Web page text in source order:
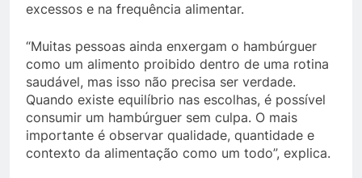
excessos e na frequência alimentar.
“Muitas pessoas ainda enxergam o hambúrguer
como um alimento proibido dentro de uma rotina
saudável, mas isso não precisa ser verdade.
Quando existe equilíbrio nas escolhas, é possível
consumir um hambúrguer sem culpa. O mais
importante é observar qualidade, quantidade e
contexto da alimentação como um todo”, explica.